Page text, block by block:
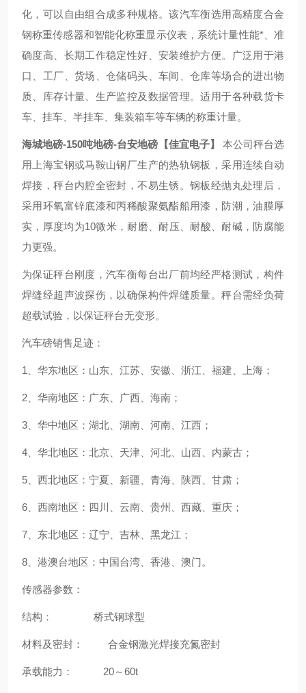
化，可以自由组合成多种规格。该汽车衡选用高精度合金
钢称重传感器和智能化称重显示仪表，系统计量性能*、准
确度高、长期工作稳定性好、安装维护方便。广泛用于港
口、工厂、货场、仓储码头、车间、仓库等场合的进出物
质、库存计量、生产监控及数据管理。适用于各种载货卡
车、挂车、半挂车、集装箱车等车辆的称重计量。
海城地磅-150吨地磅-台安地磅【佳宜电子】 本公司秤台选
用上海宝钢或马鞍山钢厂生产的热轨钢板，采用连续自动
焊接，秤台内腔全密封，不易生锈。钢板经抛丸处理后，
采用环氧富锌底漆和丙稀酸聚氨酯船用漆，防潮，油膜厚
实，厚度均为10微米，耐磨、耐压、耐酸、耐碱，防腐能
力更强。
为保证秤台刚度，汽车衡每台出厂前均经严格测试，构件
焊缝经超声波探伤，以确保构件焊缝质量。秤台需经负荷
超载试验，以保证秤台无变形。
汽车磅销售足迹：
1、华东地区：山东、江苏、安徽、浙江、福建、上海；
2、华南地区：广东、广西、海南；
3、华中地区：湖北、湖南、河南、江西；
4、华北地区：北京、天津、河北、山西、内蒙古；
5、西北地区：宁夏、新疆、青海、陕西、甘肃；
6、西南地区：四川、云南、贵州、西藏、重庆；
7、东北地区：辽宁、吉林、黑龙江；
8、港澳台地区：中国台湾、香港、澳门。
传感器参数：
结构： 桥式钢球型
材料及密封： 合金钢激光焊接充氮密封
承载能力： 20～60t